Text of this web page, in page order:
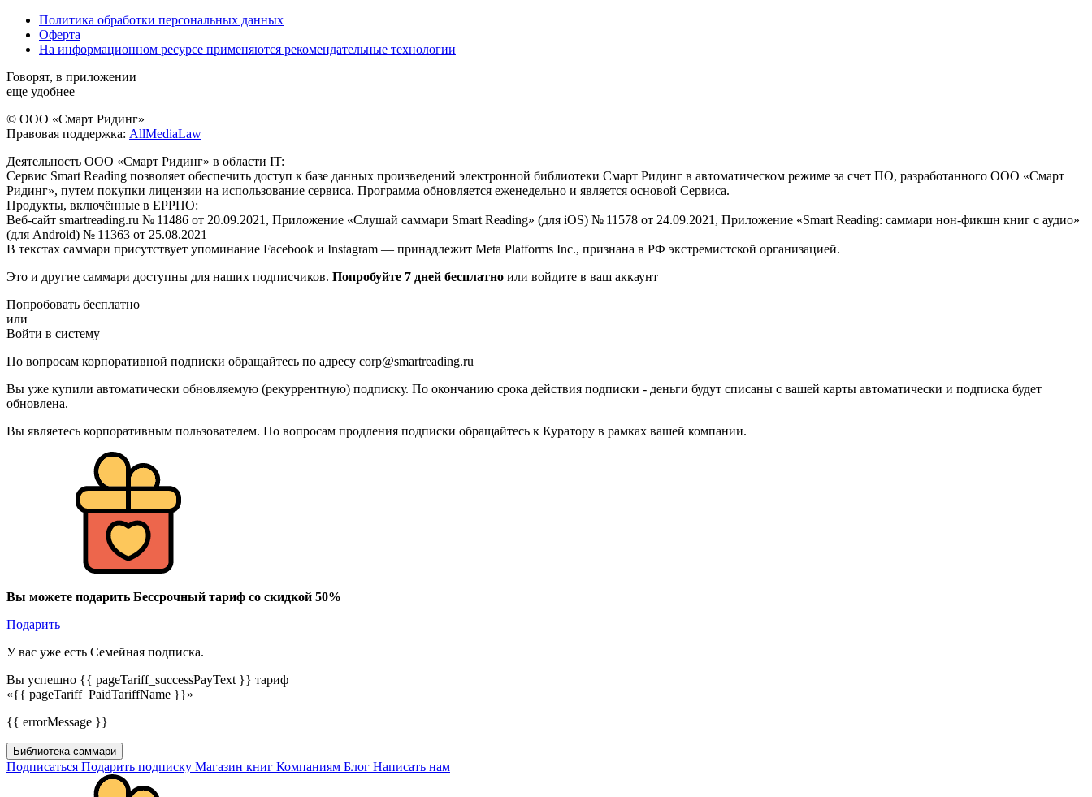
Политика обработки персональных данных
Оферта
На информационном ресурсе применяются рекомендательные технологии
Говорят, в приложении
еще удобнее
© ООО «Смарт Ридинг»
Правовая поддержка: AllMediaLaw
Деятельность ООО «Смарт Ридинг» в области IT:
Сервис Smart Reading позволяет обеспечить доступ к базе данных произведений электронной библиотеки Смарт Ридинг в автоматическом режиме за счет ПО, разработанного ООО «Смарт
Ридинг», путем покупки лицензии на использование сервиса. Программа обновляется еженедельно и является основой Сервиса.
Продукты, включённые в ЕРРПО:
Веб-сайт smartreading.ru № 11486 от 20.09.2021, Приложение «Слушай саммари Smart Reading» (для iOS) № 11578 от 24.09.2021, Приложение «Smart Reading: саммари нон-фикшн книг с аудио»
(для Android) № 11363 от 25.08.2021
В текстах саммари присутствует упоминание Facebook и Instagram — принадлежит Meta Platforms Inc., признана в РФ экстремистской организацией.
Это и другие саммари доступны для наших подписчиков. Попробуйте 7 дней бесплатно или войдите в ваш аккаунт
Попробовать бесплатно
или
Войти в систему
По вопросам корпоративной подписки обращайтесь по адресу corp@smartreading.ru
Вы уже купили автоматически обновляемую (рекуррентную) подписку. По окончанию срока действия подписки - деньги будут списаны с вашей карты автоматически и подписка будет
обновлена.
Вы являетесь корпоративным пользователем. По вопросам продления подписки обращайтесь к Куратору в рамках вашей компании.
Вы можете подарить Бессрочный тариф со скидкой 50%
Подарить
У вас уже есть Семейная подписка.
Вы успешно {{ pageTariff_successPayText }} тариф
«{{ pageTariff_PaidTariffName }}»
{{ errorMessage }}
Библиотека саммари
Подписаться Подарить подписку Магазин книг Компаниям Блог Написать нам